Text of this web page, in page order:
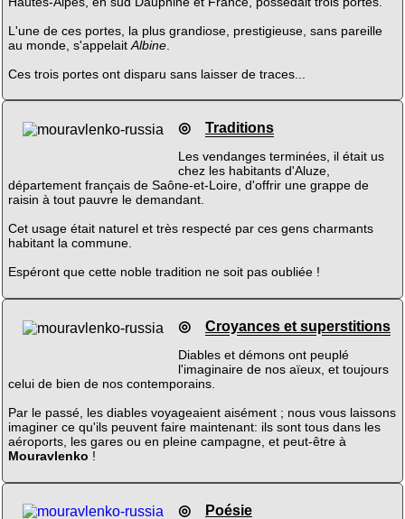
L'une de ces portes, la plus grandiose, prestigieuse, sans pareille
au monde, s'appelait Albine.
Ces trois portes ont disparu sans laisser de traces...
◎ Traditions
Les vendanges terminées, il était us
chez les habitants d'Aluze,
département français de Saône-et-Loire, d'offrir une grappe de
raisin à tout pauvre le demandant.
Cet usage était naturel et très respecté par ces gens charmants
habitant la commune.
Espéront que cette noble tradition ne soit pas oubliée !
◎ Croyances et superstitions
Diables et démons ont peuplé
l'imaginaire de nos aïeux, et toujours
celui de bien de nos contemporains.
Par le passé, les diables voyageaient aisément ; nous vous laissons
imaginer ce qu'ils peuvent faire maintenant: ils sont tous dans les
aéroports, les gares ou en pleine campagne, et peut-être à
Mouravlenko !
◎ Poésie